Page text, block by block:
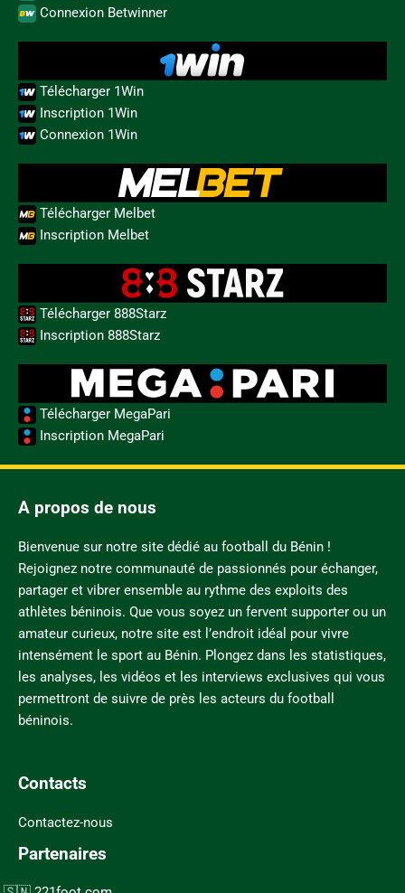
Connexion Betwinner
Télécharger 1Win
Inscription 1Win
Connexion 1Win
Télécharger Melbet
Inscription Melbet
Télécharger 888Starz
Inscription 888Starz
Télécharger MegaPari
Inscription MegaPari
A propos de nous
Bienvenue sur notre site dédié au football du Bénin !
Rejoignez notre communauté de passionnés pour échanger,
partager et vibrer ensemble au rythme des exploits des
athlètes béninois. Que vous soyez un fervent supporter ou un
amateur curieux, notre site est l’endroit idéal pour vivre
intensément le sport au Bénin. Plongez dans les statistiques,
les analyses, les vidéos et les interviews exclusives qui vous
permettront de suivre de près les acteurs du football
béninois.
Contacts
Contactez-nous
Partenaires